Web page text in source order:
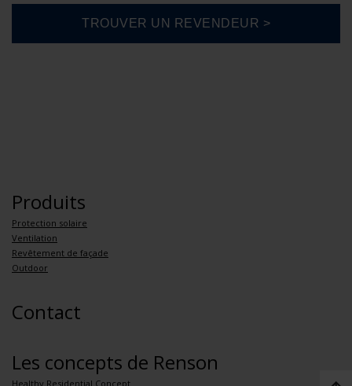
Produits
Protection solaire
Ventilation
Revêtement de façade
Outdoor
Contact
Les concepts de Renson
Healthy Residential Concept